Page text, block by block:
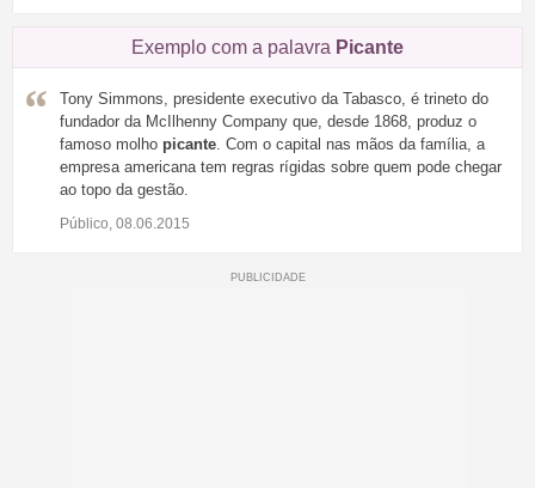
Exemplo com a palavra Picante
Tony Simmons, presidente executivo da Tabasco, é trineto do
fundador da McIlhenny Company que, desde 1868, produz o
famoso molho picante. Com o capital nas mãos da família, a
empresa americana tem regras rígidas sobre quem pode chegar
ao topo da gestão.
Público, 08.06.2015